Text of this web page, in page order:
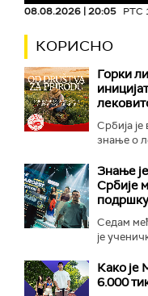
08.08.2026 | 20:05 РТС
КОРИСНО
Горки
Србија
знање о
Знање
Србије
Седам
је
Како је
6.000